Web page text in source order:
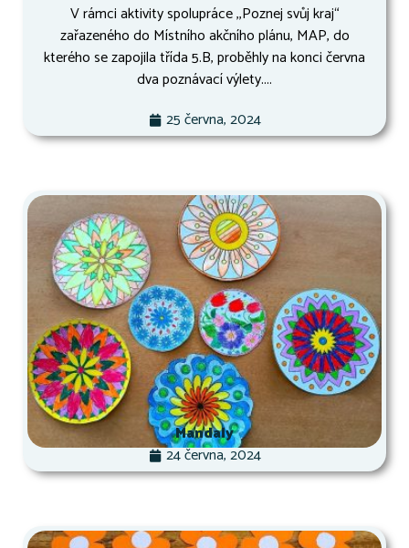
V rámci aktivity spolupráce ,,Poznej svůj kraj“
zařazeného do Místního akčního plánu, MAP, do
kterého se zapojila třída 5.B, proběhly na konci června
dva poznávací výlety....
25 června, 2024
Mandaly
24 června, 2024